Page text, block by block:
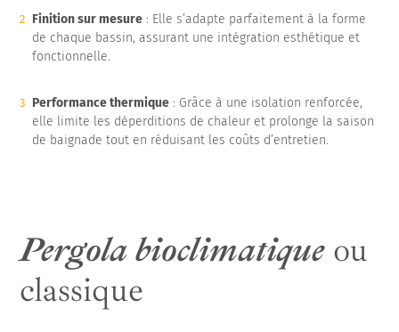
Finition sur mesure : Elle s’adapte parfaitement à la forme
de chaque bassin, assurant une intégration esthétique et
fonctionnelle.
Performance thermique : Grâce à une isolation renforcée,
elle limite les déperditions de chaleur et prolonge la saison
de baignade tout en réduisant les coûts d’entretien.
Pergola bioclimatiqueou
classique